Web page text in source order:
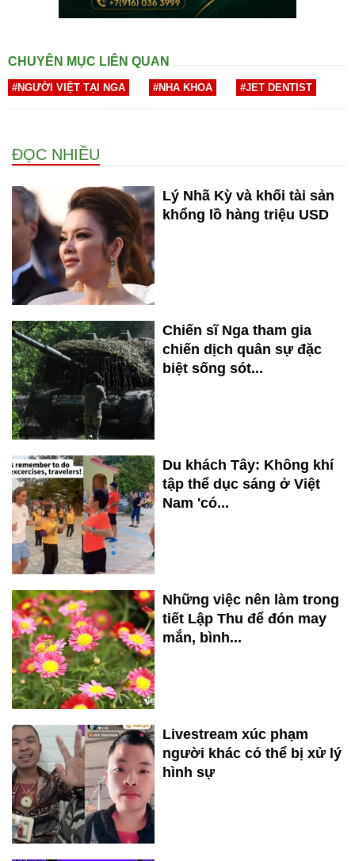
CHUYÊN MỤC LIÊN QUAN
#NGƯỜI VIỆT TẠI NGA #NHA KHOA #JET DENTIST
ĐỌC NHIỀU
Lý Nhã Kỳ và khối tài sản
khổng lồ hàng triệu USD
Chiến sĩ Nga tham gia
chiến dịch quân sự đặc
biệt sống sót...
Du khách Tây: Không khí
tập thể dục sáng ở Việt
Nam 'có...
Những việc nên làm trong
tiết Lập Thu để đón may
mắn, bình...
Livestream xúc phạm
người khác có thể bị xử lý
hình sự